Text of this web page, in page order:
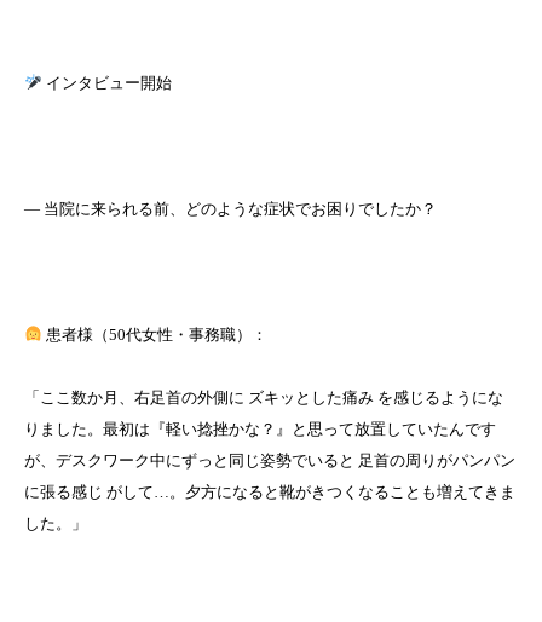
インタビュー開始
― 当院に来られる前、どのような症状でお困りでしたか？
患者様（50代女性・事務職）：
「ここ数か月、右足首の外側に ズキッとした痛み を感じるようにな
りました。最初は『軽い捻挫かな？』と思って放置していたんです
が、デスクワーク中にずっと同じ姿勢でいると 足首の周りがパンパン
に張る感じ がして…。夕方になると靴がきつくなることも増えてきま
した。」